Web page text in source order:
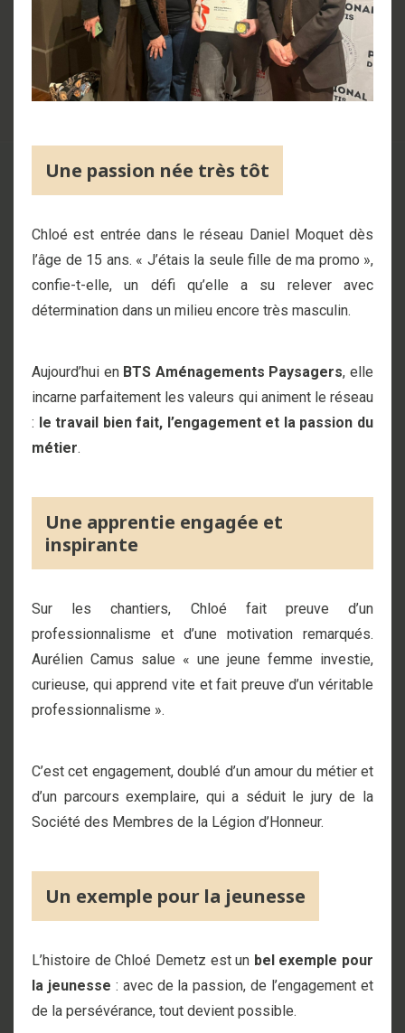
Une passion née très tôt
Chloé est entrée dans le réseau Daniel Moquet dès
l’âge de 15 ans. « J’étais la seule fille de ma promo »,
confie-t-elle, un défi qu’elle a su relever avec
détermination dans un milieu encore très masculin.
Aujourd’hui en BTS Aménagements Paysagers, elle
incarne parfaitement les valeurs qui animent le réseau
: le travail bien fait, l’engagement et la passion du
métier.
Une apprentie engagée et
inspirante
Sur les chantiers, Chloé fait preuve d’un
professionnalisme et d’une motivation remarqués.
Aurélien Camus salue « une jeune femme investie,
curieuse, qui apprend vite et fait preuve d’un véritable
professionnalisme ».
C’est cet engagement, doublé d’un amour du métier et
d’un parcours exemplaire, qui a séduit le jury de la
Société des Membres de la Légion d’Honneur.
Un exemple pour la jeunesse
L’histoire de Chloé Demetz est un bel exemple pour
la jeunesse : avec de la passion, de l’engagement et
de la persévérance, tout devient possible.